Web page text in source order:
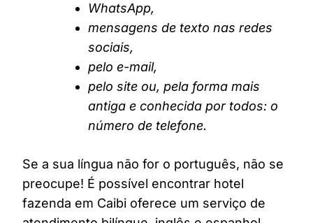
WhatsApp,
mensagens de texto nas redes
sociais,
pelo e-mail,
pelo site ou, pela forma mais
antiga e conhecida por todos: o
número de telefone.
Se a sua língua não for o português, não se
preocupe! É possível encontrar hotel
fazenda em Caibi oferece um serviço de